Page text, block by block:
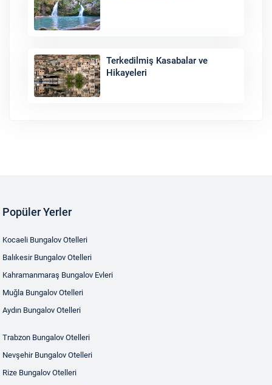
Terkedilmiş Kasabalar ve
Hikayeleri
Popüler Yerler
Kocaeli Bungalov Otelleri
Balıkesir Bungalov Otelleri
Kahramanmaraş Bungalov Evleri
Muğla Bungalov Otelleri
Aydın Bungalov Otelleri
Trabzon Bungalov Otelleri
Nevşehir Bungalov Otelleri
Rize Bungalov Otelleri